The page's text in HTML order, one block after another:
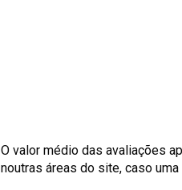
O valor médio das avaliações
noutras áreas do site, caso